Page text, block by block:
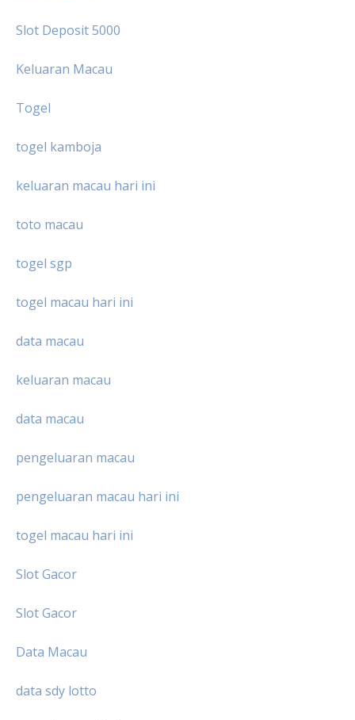
Slot Deposit 5000
Keluaran Macau
Togel
togel kamboja
keluaran macau hari ini
toto macau
togel sgp
togel macau hari ini
data macau
keluaran macau
data macau
pengeluaran macau
pengeluaran macau hari ini
togel macau hari ini
Slot Gacor
Slot Gacor
Data Macau
data sdy lotto